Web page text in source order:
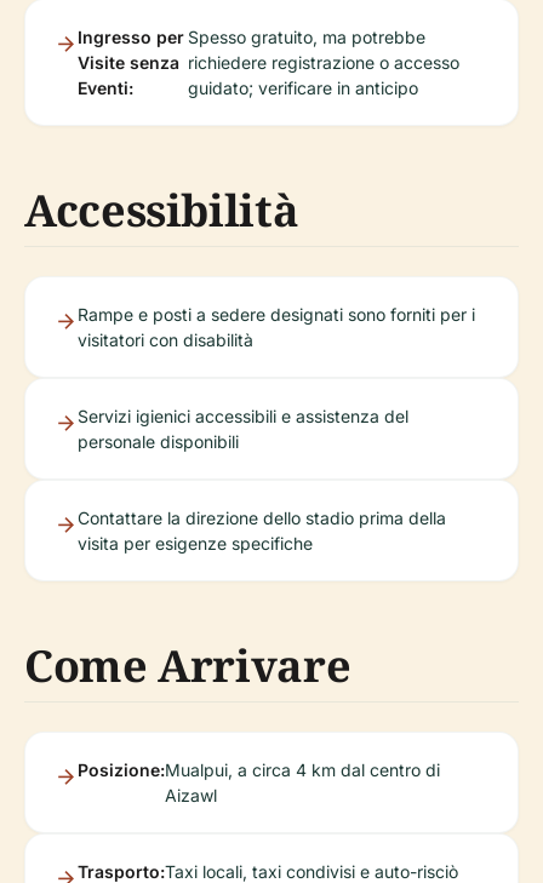
Ingresso per
Visite senza
Eventi:
Spesso gratuito, ma potrebbe
richiedere registrazione o accesso
guidato; verificare in anticipo
Accessibilità
Rampe e posti a sedere designati sono forniti per i
visitatori con disabilità
Servizi igienici accessibili e assistenza del
personale disponibili
Contattare la direzione dello stadio prima della
visita per esigenze specifiche
Come Arrivare
Posizione:Mualpui, a circa 4 km dal centro di
Aizawl
Trasporto:Taxi locali, taxi condivisi e auto-risciò